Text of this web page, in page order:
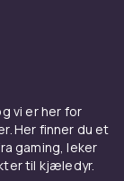
vi er her for
Her finner du et
gaming, leker
til kjæledyr.